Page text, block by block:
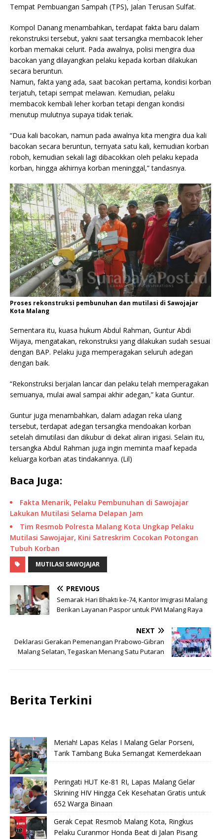
Tempat Pembuangan Sampah (TPS), Jalan Terusan Sulfat.
Kompol Danang menambahkan, terdapat fakta baru dalam
rekonstruksi tersebut, yakni saat tersangka membacok leher
korban memakai celurit. Pada awalnya, polisi mengira dua
bacokan yang dilayangkan pelaku kepada korban dilakukan
secara beruntun.
Namun, fakta yang ada, saat bacokan pertama, kondisi korban
terjatuh, tetapi sempat melawan. Kemudian, pelaku
membacok kembali leher korban tetapi dengan kondisi
menutup mulutnya supaya tidak teriak.
“Dua kali bacokan, namun pada awalnya kita mengira dua kali
bacokan secara beruntun, ternyata satu kali, kemudian korban
roboh, kemudian sekali lagi dibacokkan oleh pelaku kepada
korban, hingga akhirnya korban meninggal,” tandasnya.
Proses rekonstruksi pembunuhan dan mutilasi di Sawojajar
Kota Malang
Sementara itu, kuasa hukum Abdul Rahman, Guntur Abdi
Wijaya, mengatakan, rekonstruksi yang dilakukan sudah sesuai
dengan BAP. Pelaku juga memperagakan seluruh adegan
dengan baik.
“Rekonstruksi berjalan lancar dan pelaku telah memperagakan
semuanya, mulai awal sampai akhir adegan,” kata Guntur.
Guntur juga menambahkan, dalam adagan reka ulang
tersebut, terdapat adegan tersangka mendoakan korban
setelah dimutilasi dan dikubur di dekat aliran irigasi. Selain itu,
tersangka Abdul Rahman juga ingin meminta maaf kepada
keluarga korban atas tindakannya. (Lil)
Baca Juga:
Fakta Menarik, Pelaku Pembunuhan di Sawojajar
Lakukan Mutilasi Selama Delapan Jam
Tim Resmob Polresta Malang Kota Ungkap Pelaku
Mutilasi Sawojajar, Kini Satreskrim Cocokan Potongan
Tubuh Korban
MUTILASI SAWOJAJAR
PREVIOUS
Semarak Hari Bhakti ke-74, Kantor Imigrasi Malang
Berikan Layanan Paspor untuk PWI Malang Raya
NEXT
Deklarasi Gerakan Pemenangan Prabowo-Gibran
Malang Selatan, Tegaskan Menang Satu Putaran
Berita Terkini
Meriah! Lapas Kelas I Malang Gelar Porseni,
Tarik Tambang Buka Semangat Kemerdekaan
Peringati HUT Ke-81 RI, Lapas Malang Gelar
Skrining HIV Hingga Cek Kesehatan Gratis untuk
652 Warga Binaan
Gerak Cepat Resmob Malang Kota, Ringkus
Pelaku Curanmor Honda Beat di Jalan Pisang